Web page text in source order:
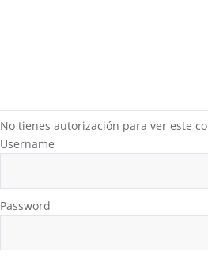
No tienes autorización para ver este
Username
Password